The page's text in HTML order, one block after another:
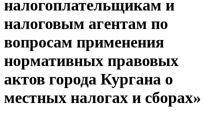
налогоплательщикам и
налоговым агентам по
вопросам применения
нормативных правовых
актов города Кургана о
местных налогах и сборах»